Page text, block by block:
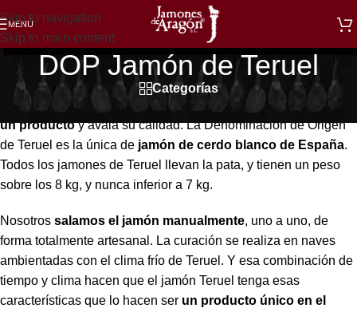
Skip to navigation
Skip to main content
MENÚ
DOP Jamón de Teruel
Categorías
Una Denominación de Origen (D.O.) indica la
procedencia de
un productoy avala su calidad. La Denominación de Origen
de Teruel es la única de jamón de cerdo blanco de España.
Todos los jamones de Teruel llevan la pata, y tienen un peso
sobre los 8 kg, y nunca inferior a 7 kg.
Nosotros salamos el jamón manualmente, uno a uno, de
forma totalmente artesanal. La curación se realiza en naves
ambientadas con el clima frío de Teruel. Y esa combinación de
tiempo y clima hacen que el jamón Teruel tenga esas
características que lo hacen ser un producto único en el